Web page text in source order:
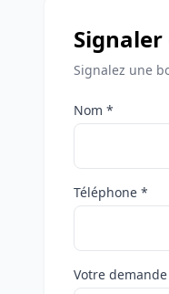
Signalez une
Nom *
Téléphone *
Votre demande